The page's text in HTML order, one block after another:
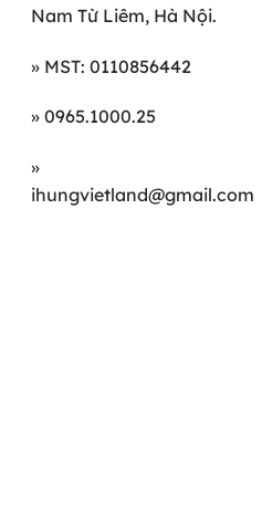
Nam Từ Liêm, Hà Nội.
» MST: 0110856442
» 0965.1000.25
»
ihungvietland@gmail.com